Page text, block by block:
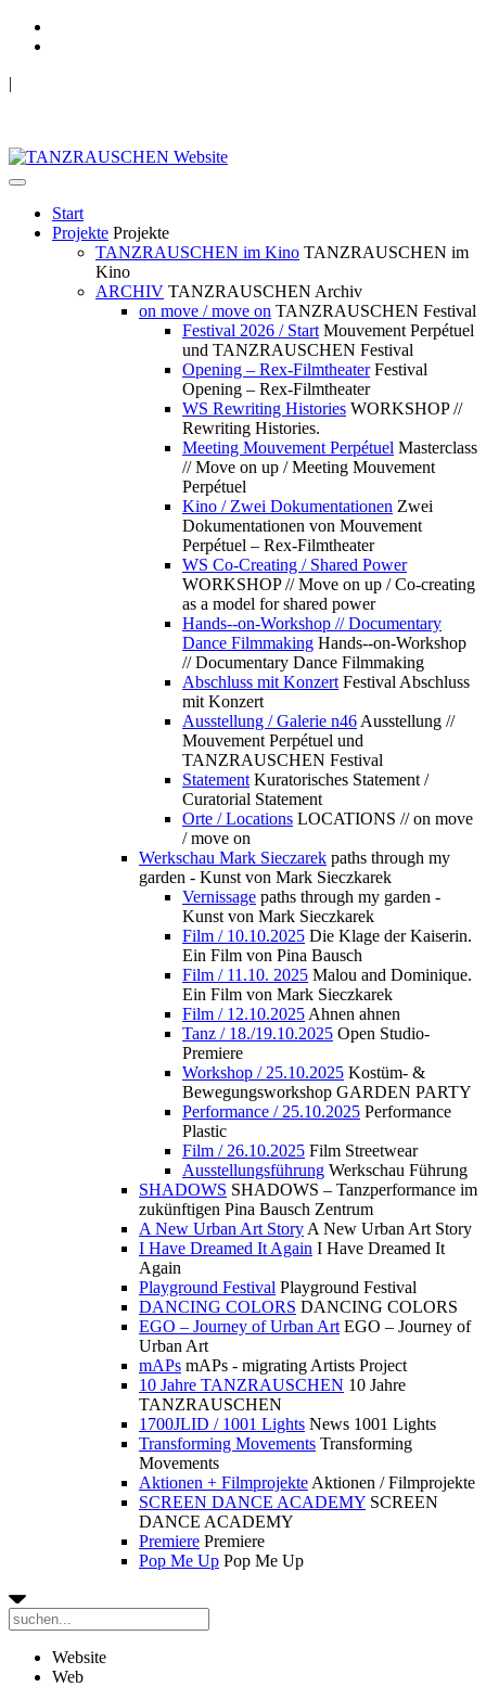
|
Start
Projekte Projekte
TANZRAUSCHEN im Kino TANZRAUSCHEN im
Kino
ARCHIV TANZRAUSCHEN Archiv
on move / move on TANZRAUSCHEN Festival
Festival 2026 / Start Mouvement Perpétuel
und TANZRAUSCHEN Festival
Opening – Rex-Filmtheater Festival
Opening – Rex-Filmtheater
WS Rewriting Histories WORKSHOP //
Rewriting Histories.
Meeting Mouvement Perpétuel Masterclass
// Move on up / Meeting Mouvement
Perpétuel
Kino / Zwei Dokumentationen Zwei
Dokumentationen von Mouvement
Perpétuel – Rex-Filmtheater
WS Co-Creating / Shared Power
WORKSHOP // Move on up / Co-creating
as a model for shared power
Hands--on-Workshop // Documentary
Dance Filmmaking Hands--on-Workshop
// Documentary Dance Filmmaking
Abschluss mit Konzert Festival Abschluss
mit Konzert
Ausstellung / Galerie n46 Ausstellung //
Mouvement Perpétuel und
TANZRAUSCHEN Festival
Statement Kuratorisches Statement /
Curatorial Statement
Orte / Locations LOCATIONS // on move
/ move on
Werkschau Mark Sieczarek paths through my
garden - Kunst von Mark Sieczkarek
Vernissage paths through my garden -
Kunst von Mark Sieczkarek
Film / 10.10.2025 Die Klage der Kaiserin.
Ein Film von Pina Bausch
Film / 11.10. 2025 Malou and Dominique.
Ein Film von Mark Sieczkarek
Film / 12.10.2025 Ahnen ahnen
Tanz / 18./19.10.2025 Open Studio-
Premiere
Workshop / 25.10.2025 Kostüm- &
Bewegungsworkshop GARDEN PARTY
Performance / 25.10.2025 Performance
Plastic
Film / 26.10.2025 Film Streetwear
Ausstellungsführung Werkschau Führung
SHADOWS SHADOWS – Tanzperformance im
zukünftigen Pina Bausch Zentrum
A New Urban Art Story A New Urban Art Story
I Have Dreamed It Again I Have Dreamed It
Again
Playground Festival Playground Festival
DANCING COLORS DANCING COLORS
EGO – Journey of Urban Art EGO – Journey of
Urban Art
mAPs mAPs - migrating Artists Project
10 Jahre TANZRAUSCHEN 10 Jahre
TANZRAUSCHEN
1700JLID / 1001 Lights News 1001 Lights
Transforming Movements Transforming
Movements
Aktionen + Filmprojekte Aktionen / Filmprojekte
SCREEN DANCE ACADEMY SCREEN
DANCE ACADEMY
Premiere Premiere
Pop Me Up Pop Me Up
Website
Web